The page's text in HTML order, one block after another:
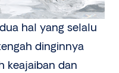
hal yang selalu
dinginnya
keajaiban dan